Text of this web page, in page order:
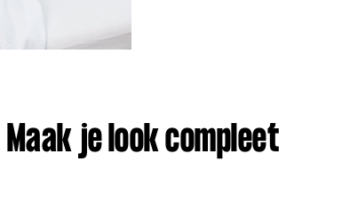
Marie Jo Aven String - Luxestring (Marble)
Maak je look compleet